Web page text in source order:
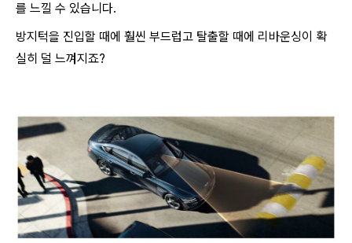
를 느낄 수 있습니다.
방지턱을 진입할 때에 훨씬 부드럽고 탈출할 때에 리바운싱이 확
실히 덜 느껴지죠?